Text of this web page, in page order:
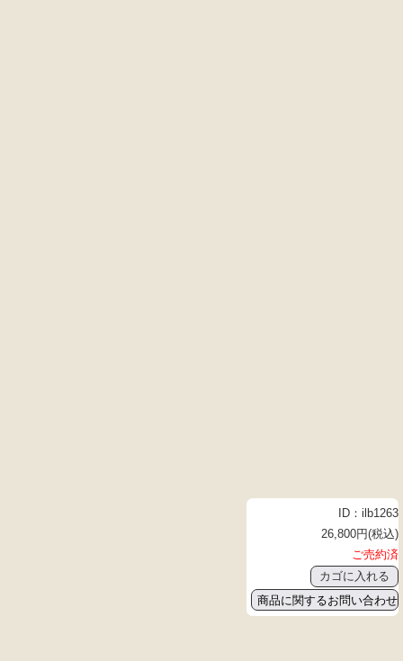
ID：ilb1263
26,800円(税込)
ご売約済
商品に関するお問い合わせ